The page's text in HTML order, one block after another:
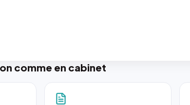
comme en cabinet